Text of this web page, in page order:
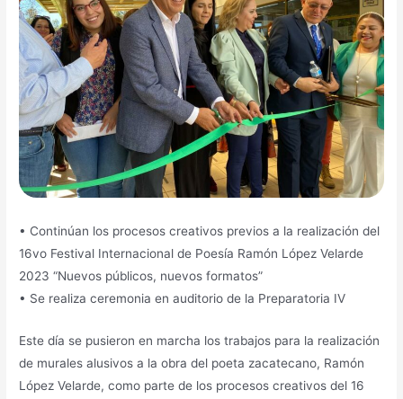
• Continúan los procesos creativos previos a la realización del
16vo Festival Internacional de Poesía Ramón López Velarde
2023 “Nuevos públicos, nuevos formatos”
• Se realiza ceremonia en auditorio de la Preparatoria IV
Este día se pusieron en marcha los trabajos para la realización
de murales alusivos a la obra del poeta zacatecano, Ramón
López Velarde, como parte de los procesos creativos del 16